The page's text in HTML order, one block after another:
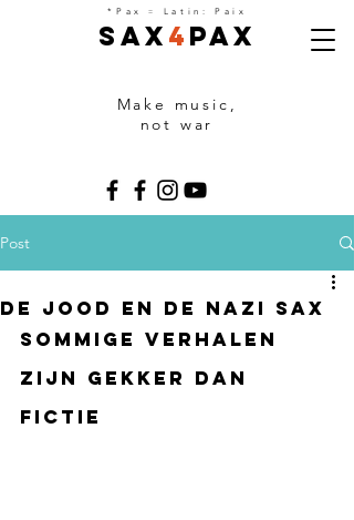
Sax 4 Pax
*Pax= Latin: Paix
Make music,
not war
Post
De Jood en de NAZI SAX
Sommige verhalen
zijn gekker dan
fictiE